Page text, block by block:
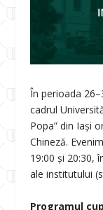
În perioada
cadrul
Popa” din Iași
Chineză.
19:00 și 20:30,
ale institutului
Programul